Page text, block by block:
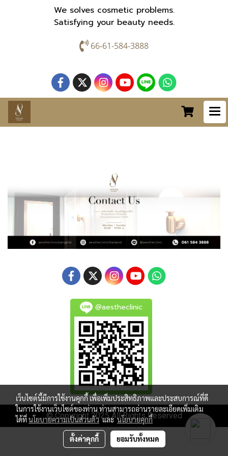
We solves cosmetic problems.
Satisfying your beauty needs.
66-61-584-3888
@aestheclinic
© Copyright 2025 All Rights Reserved
เว็บไซต์นี้มีการใช้งานคุกกี้ เพื่อเพิ่มประสิทธิภาพและประสบการณ์ที่ดี
ในการใช้งานเว็บไซต์ของท่าน ท่านสามารถอ่านรายละเอียดเพิ่มเติม
ได้ที่นโยบายความเป็นส่วนตัวและนโยบายคุกกี้
ตั้งค่าคุกกี้ ยอมรับทั้งหมด